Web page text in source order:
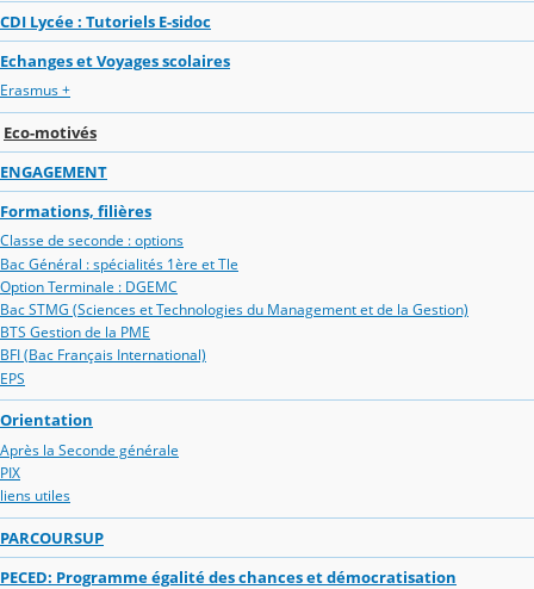
CDI Lycée : Tutoriels E-sidoc
Echanges et Voyages scolaires
Erasmus +
Eco-motivés
ENGAGEMENT
Formations, filières
Classe de seconde : options
Bac Général : spécialités 1ère et Tle
Option Terminale : DGEMC
Bac STMG (Sciences et Technologies du Management et de la Gestion)
BTS Gestion de la PME
BFI (Bac Français International)
EPS
Orientation
Après la Seconde générale
PIX
liens utiles
PARCOURSUP
PECED: Programme égalité des chances et démocratisation